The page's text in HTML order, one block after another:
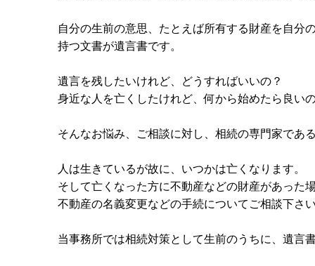
自分の生前の意思、たとえば所有する財産を自分
持つ文書が遺言書です。
遺言を残したいけれど、どうすればいいの？
身近な人を亡くしたけれど、何から始めたら良い
そんなお悩み、ご相談に対し、相続の専門家であ
人は生きているが故に、いつかは亡くなります。
そして亡くなった方に不動産などの財産があった
不動産の名義変更などの手続についてご相談下さい
当事務所では相続対策として生前のうちに、遺言